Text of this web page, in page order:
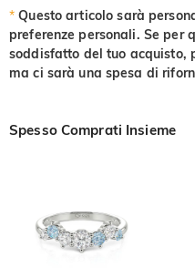
* Questo articolo sarà
preferenze personali. Se per
soddisfatto del tuo acquisto,
ma ci sarà una spesa di
Spesso Comprati Insieme